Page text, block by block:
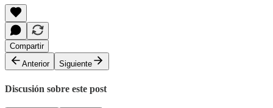
Compartir
Anterior
Siguiente
Discusión sobre este post